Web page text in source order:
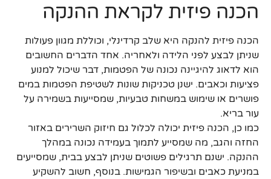
הכנה פיזית לקראת ההנקה
הכנה פיזית להנקה היא שלב קרדינלי, וכוללת מגוון פעולות
שניתן לבצע לפני הלידה ולאחריה. אחד הדברים החשובים
הוא לדאוג להיגיינה נכונה של הפטמות, דבר שיכול למנוע
פציעות וכאבים. ישנן טכניקות שונות לשטיפת הפטמות במים
פושרים או שימוש במשחות טבעיות, שמסייעות בשמירה על
עור בריא.
כמו כן, הכנה פיזית יכולה לכלול גם חיזוק השרירים באזור
החזה והגב, מה שמסייע לתמוך בעמידה נכונה במהלך
ההנקה. ישנם תרגילים פשוטים שניתן לבצע בבית, שמסייעים
במניעת כאבים ובשיפור הגמישות. בנוסף, חשוב להשקיע